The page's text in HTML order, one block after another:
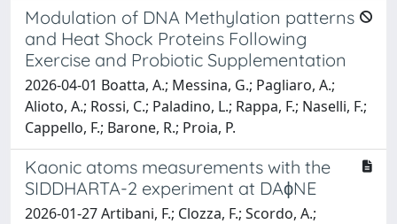
Modulation of DNA Methylation patterns
and Heat Shock Proteins Following
Exercise and Probiotic Supplementation
2026-04-01 Boatta, A.; Messina, G.; Pagliaro, A.;
Alioto, A.; Rossi, C.; Paladino, L.; Rappa, F.; Naselli, F.;
Cappello, F.; Barone, R.; Proia, P.
Kaonic atoms measurements with the
SIDDHARTA-2 experiment at DAϕNE
2026-01-27 Artibani, F.; Clozza, F.; Scordo, A.;